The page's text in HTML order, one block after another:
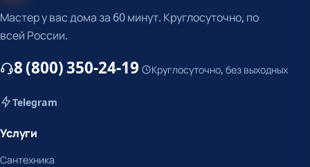
Мастер у вас дома за 60 минут. Круглосуточно, по
всей России.
8 (800) 350-24-19 Круглосуточно, без выходных
Telegram
Услуги
Сантехника